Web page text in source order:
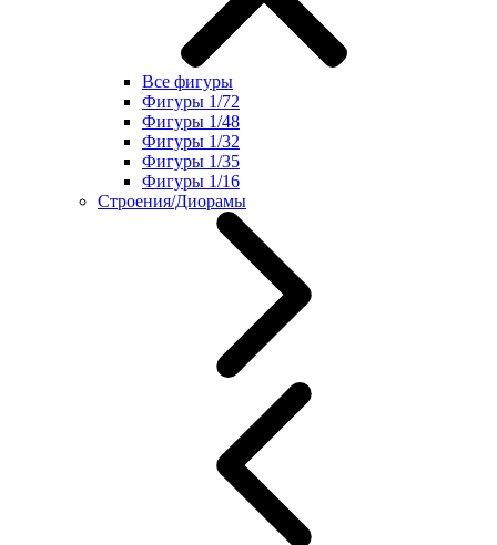
Все фигуры
Фигуры 1/72
Фигуры 1/48
Фигуры 1/32
Фигуры 1/35
Фигуры 1/16
Строения/Диорамы